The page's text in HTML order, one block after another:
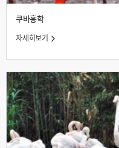
쿠바홍학
자세히보기